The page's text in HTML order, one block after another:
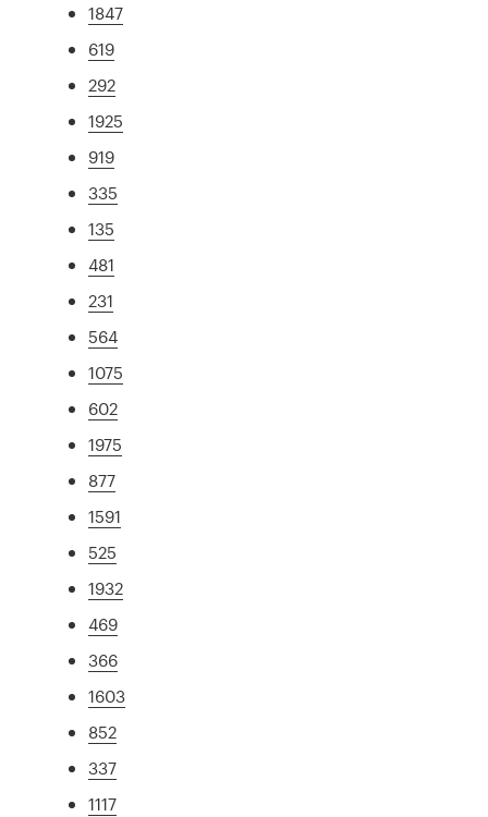
1847
619
292
1925
919
335
135
481
231
564
1075
602
1975
877
1591
525
1932
469
366
1603
852
337
1117